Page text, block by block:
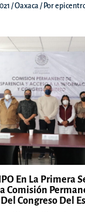
/Oaxaca / Por
En La Primera
Comisión
Congreso Del